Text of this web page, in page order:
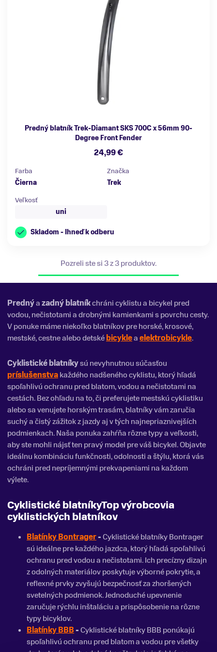
Predný blatník Trek-Diamant SKS 700C x 56mm 90-
Degree Front Fender
24,99 €
Farba
Čierna
Značka
Trek
Veľkosť
uni
Skladom - Ihneď k odberu
Pozreli ste si 3 z 3 produktov.
Prednýazadný blatníkchráni cyklistu a bicykel pred
vodou, nečistotami a drobnými kamienkami s povrchu cesty.
V ponuke máme niekoľko blatníkov pre horské, krosové,
mestské, cestne alebo detskébicykleaelektrobicykle.
Cyklistické blatníkysú nevyhnutnou súčasťou
príslušenstvakaždého nadšeného cyklistu, ktorý hľadá
spoľahlivú ochranu pred blatom, vodou a nečistotami na
cestách. Bez ohľadu na to, či preferujete mestskú cyklistiku
alebo sa venujete horským trasám, blatníky vám zaručia
suchý a čistý zážitok z jazdy aj v tých najnepriaznivejších
podmienkach. Naša ponuka zahŕňa rôzne typy a veľkosti,
aby ste mohli nájsť ten pravý model pre váš bicykel. Objavte
ideálnu kombináciu funkčnosti, odolnosti a štýlu, ktorá vás
ochráni pred nepríjemnými prekvapeniami na každom
výlete.
Cyklistické blatníkyTop výrobcovia
cyklistických blatníkov
Blatínky Bontrager-Cyklistické blatníky Bontrager
sú ideálne pre každého jazdca, ktorý hľadá spoľahlivú
ochranu pred vodou a nečistotami. Ich precízny dizajn
z odolných materiálov poskytuje výborné pokrytie, a
reflexné prvky zvyšujú bezpečnosť za zhoršených
svetelných podmienok. Jednoduché upevnenie
zaručuje rýchlu inštaláciu a prispôsobenie na rôzne
typy bicyklov.
Blatínky BBB-Cyklistické blatníky BBB ponúkajú
spoľahlivú ochranu pred blatom a vodou pre všetky